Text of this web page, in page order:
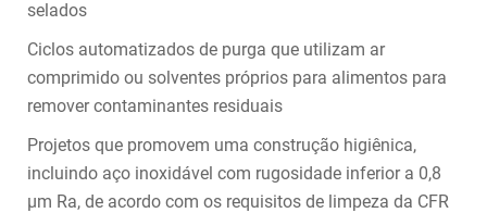
selados
Ciclos automatizados de purga que utilizam ar
comprimido ou solventes próprios para alimentos para
remover contaminantes residuais
Projetos que promovem uma construção higiênica,
incluindo aço inoxidável com rugosidade inferior a 0,8
µm Ra, de acordo com os requisitos de limpeza da CFR